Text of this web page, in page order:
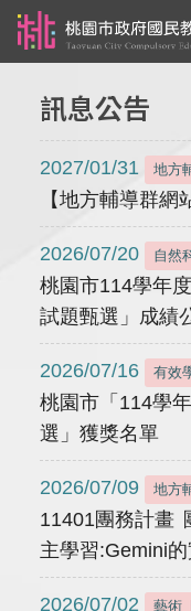
訊息公告
2027/01/31 地方
【地方輔導群網
2026/07/20 自然
桃園市114學年
試題甄選」成績
2026/07/16 有效
桃園市「114學
選」獲獎名單
2026/07/09 地方
11401團務計畫
主學習:Gemini
2026/07/02 藝術